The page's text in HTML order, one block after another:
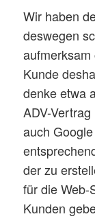
Wir haben
deswegen
Kunde
denke etwa
ADV-
auch
der zu
für die Web-
Kunden